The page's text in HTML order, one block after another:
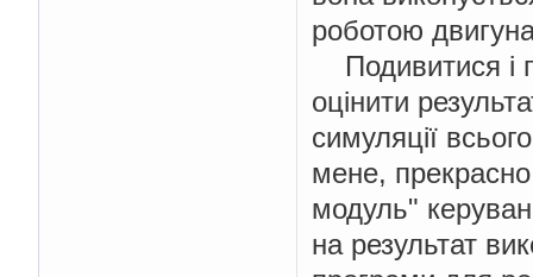
роботою
Подивитися і
оцінити
симуляції
мене,
модуль"
на результат